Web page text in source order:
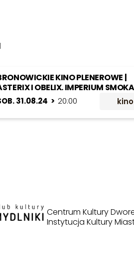
KINO PLENEROWE |
I OBELIX. IMPERIUM SMOKA
31.08.24 >20:00 kino
Centrum Kultury
Instytucja Kultury